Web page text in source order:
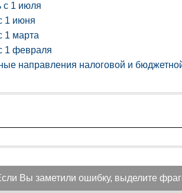
с 1 июля
1 июня
1 марта
1 февраля
направления налоговой и
Вы заметили ошибку, выделите